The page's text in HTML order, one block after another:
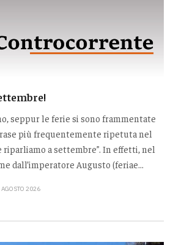
seppur le ferie si sono frammentate
più frequentemente ripetuta nel
riparliamo a settembre”. In effetti, nel
dall’imperatore Augusto (feriae...
AGOSTO 2026